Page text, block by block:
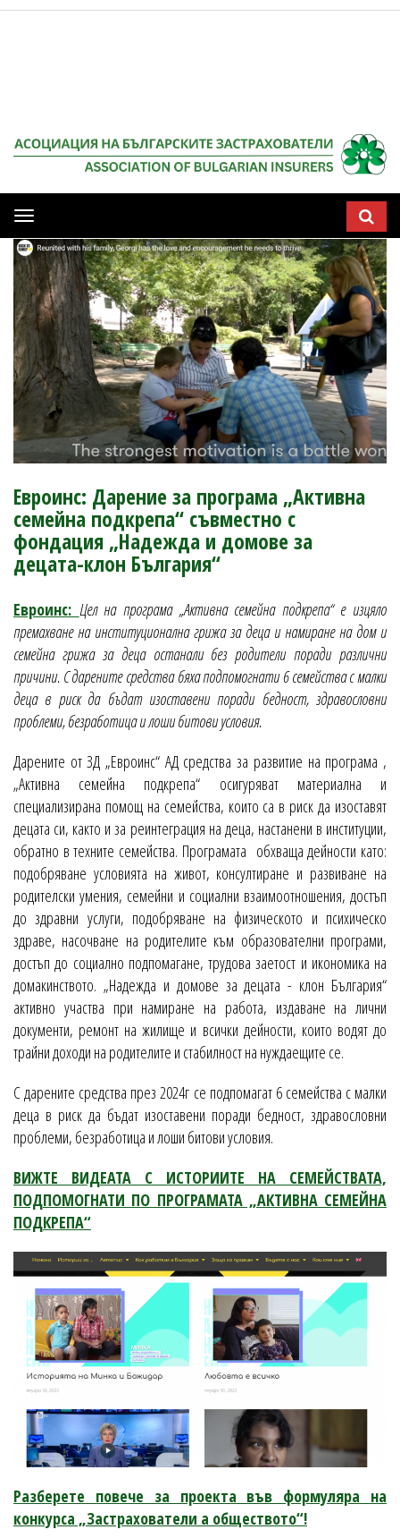
Мобилна
навигация
Евроинс: Дарение за програма „Активна
семейна подкрепа“ съвместно с
фондация „Надежда и домове за
децата-клон България“
Евроинс: Цел на програма „Активна семейна подкрепа“ е изцяло
премахване на институционална грижа за деца и намиране на дом и
семейна грижа за деца останали без родители поради различни
причини. С дарените средства бяха подпомогнати 6 семейства с малки
деца в риск да бъдат изоставени поради бедност, здравословни
проблеми, безработица и лоши битови условия.
Дарените от ЗД „Евроинс“ АД средства за развитие на програма ,
„Активна семейна подкрепа“ осигуряват материална и
специализирана помощ на семейства, които са в риск да изоставят
децата си, както и за реинтеграция на деца, настанени в институции,
обратно в техните семейства. Програмата обхваща дейности като:
подобряване условията на живот, консултиране и развиване на
родителски умения, семейни и социални взаимоотношения, достъп
до здравни услуги, подобряване на физическото и психическо
здраве, насочване на родителите към образователни програми,
достъп до социално подпомагане, трудова заетост и икономика на
домакинството. „Надежда и домове за децата - клон България“
активно участва при намиране на работа, издаване на лични
документи, ремонт на жилище и всички дейности, които водят до
трайни доходи на родителите и стабилност на нуждаещите се.
С дарените средства през 2024г се подпомагат 6 семейства с малки
деца в риск да бъдат изоставени поради бедност, здравословни
проблеми, безработица и лоши битови условия.
ВИЖТЕ ВИДЕАТА С ИСТОРИИТЕ НА СЕМЕЙСТВАТА,
ПОДПОМОГНАТИ ПО ПРОГРАМАТА „АКТИВНА СЕМЕЙНА
ПОДКРЕПА“
Разберете повече за проекта във формуляра на
конкурса „Застрахователи а обществото“!